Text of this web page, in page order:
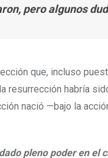
pero algunos
que, incluso
resurrección habría
nació —bajo la
pleno poder en